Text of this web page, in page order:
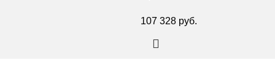
107 328 руб.